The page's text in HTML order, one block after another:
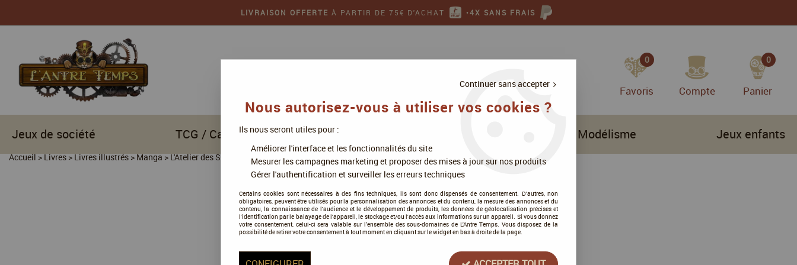
LIVRAISON OFFERTE À PARTIR DE 75€ D'ACHAT •4X SANS FRAIS
0
Favoris Compte
0
Panier
Jeux de société TCG / Cartes à collectionner Modélisme Jeux enfants
Accueil>Livres>Livres illustrés>Manga>L'Atelier des Sorciers
L'Atelier des Sorciers
Tous nos produits de la gamme
Continuer sans accepter
Nous autorisez-vous à utiliser vos cookies ?
Ils nous seront utiles pour :
Améliorer l'interface et les fonctionnalités du site
Mesurer les campagnes marketing et proposer des mises à jour sur nos produits
Gérer l'authentification et surveiller les erreurs techniques
Certains cookies sont nécessaires à des fins techniques, ils sont donc dispensés de consentement. D'autres, non
obligatoires, peuvent être utilisés pour la personnalisation des annonces et du contenu, la mesure des annonces et du
contenu, la connaissance de l'audience et le développement de produits, les données de géolocalisation précises et
l'identification par le balayage de l'appareil, le stockage et/ou l'accès aux informations sur un appareil. Si vous donnez
votre consentement, celui-ci sera valable sur l’ensemble des sous-domaines de L'Antre Temps. Vous disposez de la
possibilité de retirer votre consentement à tout moment en cliquant sur le widget en bas à droite de la page.